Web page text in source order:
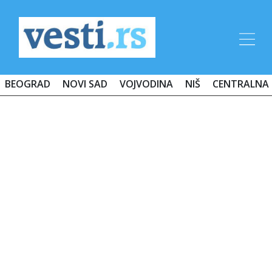
BEOGRAD NOVI SAD VOJVODINA NIŠ CENTRALNA